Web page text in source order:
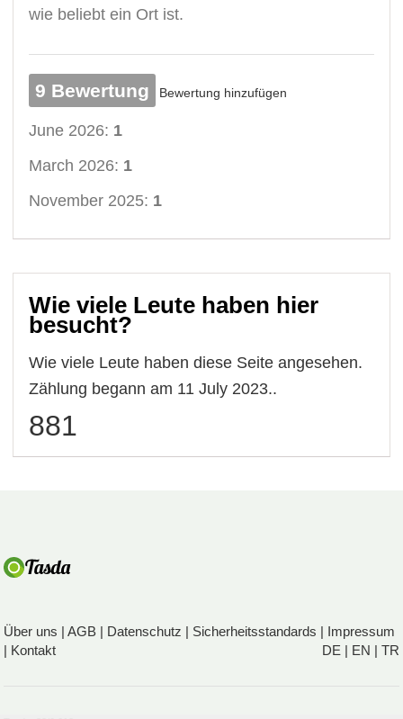
wie beliebt ein Ort ist.
9 Bewertung Bewertung hinzufügen
June 2026: 1
March 2026: 1
November 2025: 1
Wie viele Leute haben hier
besucht?
Wie viele Leute haben diese Seite angesehen.
Zählung begann am 11 July 2023..
881
Über uns |AGB | Datenschutz | Sicherheitsstandards | Impressum
| Kontakt DE | EN | TR